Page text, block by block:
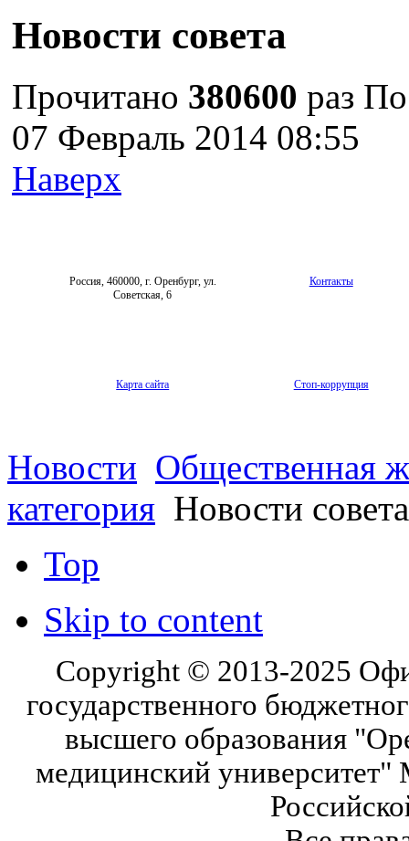
Новости совета
Прочитано 380600 раз
07 Февраль 2014 08:55
Наверх
Россия, 460000, г. Оренбург, ул.
Советская, 6
Контакты
Карта сайта Стоп-коррупция
Новости Общественная
категория Новости совета
Top
Skip to content
Copyright © 2013-2025
государственного
высшего образования
медицинский университет"